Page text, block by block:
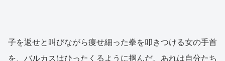
子を返せと叫びながら痩せ細った拳を叩きつける女の手首
を、バルカスはひったくるように掴んだ。あれは自分たち